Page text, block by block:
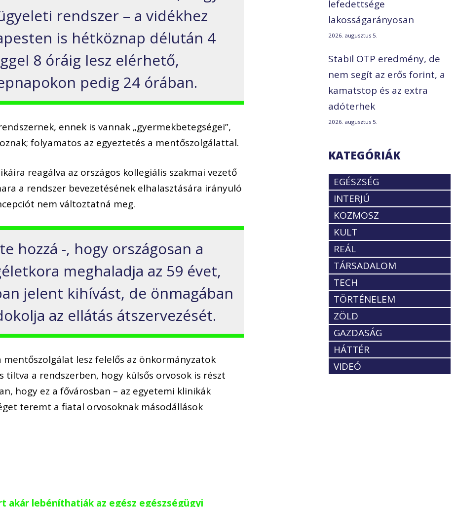
rendszer – a vidékhez
is hétköznap délután 4
8 óráig lesz elérhető,
pedig 24 órában.
ennek is vannak „gyermekbetegségei”,
folyamatos az egyeztetés a mentőszolgálattal.
reagálva az országos kollegiális szakmai vezető
a rendszer bevezetésének elhalasztására irányuló
nem változtatná meg.
hozzá -, hogy országosan a
meghaladja az 59 évet,
jelent kihívást, de önmagában
az ellátás átszervezését.
lesz felelős az önkormányzatok
tiltva a rendszerben, hogy külsős orvosok is részt
hogy ez a fővárosban – az egyetemi klinikák
teremt a fiatal orvosoknak másodállások
akár lebéníthatják az egész egészségügyi
lefedettsége
lakosságarányosan
2026. augusztus 5.
Stabil OTP eredmény, de
nem segít az erős forint, a
kamatstop és az extra
adóterhek
2026. augusztus 5.
KATEGÓRIÁK
EGÉSZSÉG
INTERJÚ
KOZMOSZ
KULT
REÁL
TÁRSADALOM
TECH
TÖRTÉNELEM
ZÖLD
GAZDASÁG
HÁTTÉR
VIDEÓ